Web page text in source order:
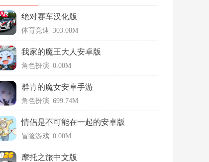
绝对赛车汉化版
体育竞速 303.08M
我家的魔王大人安卓版
角色扮演 0.00M
群青的魔女安卓手游
角色扮演 699.74M
情侣是不可能在一起的安卓版
冒险游戏 0.00M
摩托之旅中文版